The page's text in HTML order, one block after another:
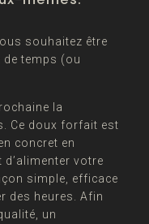
souhaitez être
temps (ou
la
Ce doux forfait est
concret en
votre
simple, efficace
des heures. Afin
un